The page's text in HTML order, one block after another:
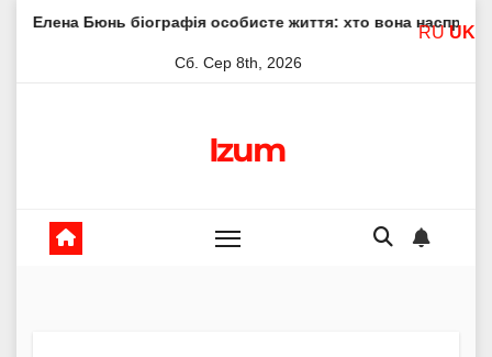
Skipбіографія особисте життя: хто вона насправді Елена
Сб. Сер 8th, 2026
Izum
RU UK